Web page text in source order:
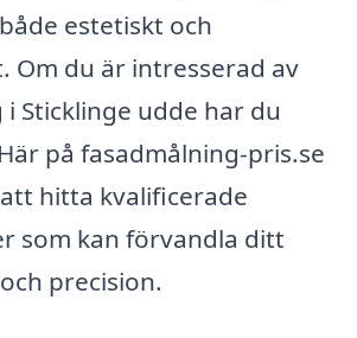
estetiskt och
Om du är intresserad av
Sticklinge udde har du
på fasadmålning-pris.se
hitta kvalificerade
som kan förvandla ditt
precision.